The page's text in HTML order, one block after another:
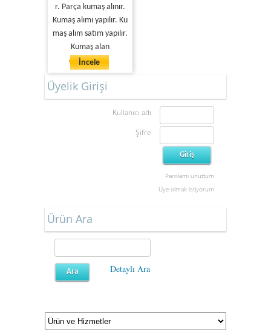
r. Parça kumaş alınır.
Kumaş alımı yapılır. Ku
maş alım satım yapılır.
Kumaş alan
İncele
Üyelik Girişi
Kullanıcı adı
Şifre
Parolamı unuttum
Üye olmak istiyorum
Ürün Ara
Detaylı Ara